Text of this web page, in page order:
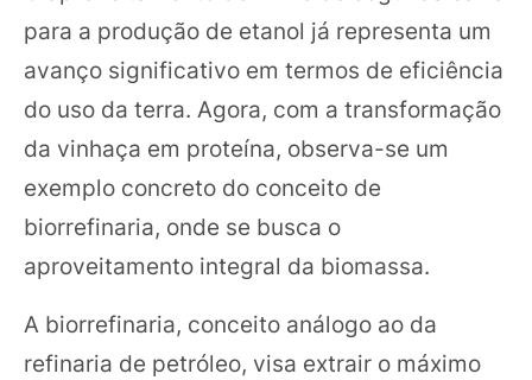
para a produção de etanol já representa um
avanço significativo em termos de eficiência
do uso da terra. Agora, com a transformação
da vinhaça em proteína, observa-se um
exemplo concreto do conceito de
biorrefinaria, onde se busca o
aproveitamento integral da biomassa.
A biorrefinaria, conceito análogo ao da
refinaria de petróleo, visa extrair o máximo